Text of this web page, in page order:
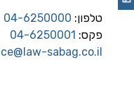
טלפון: 04-6250000
פקס: 04-6250001
sabag.co.il